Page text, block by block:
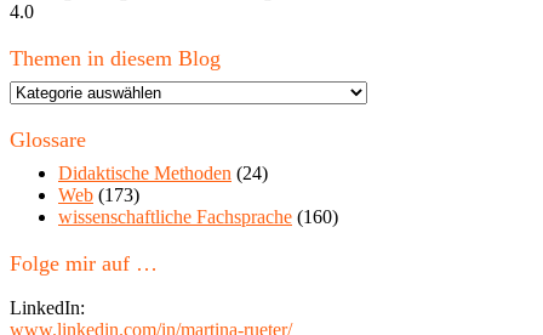
4.0
Themen in diesem Blog
Themen
diesem
Glossare
Didaktische Methoden (24)
Web (173)
wissenschaftliche Fachsprache (160)
Folge mir auf …
LinkedIn:
www.linkedin.com/in/martina-rueter/